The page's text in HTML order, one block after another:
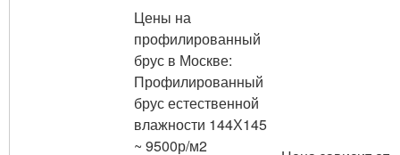
Цены на
профилированный
брус в Москве:
Профилированный
брус естественной
влажности 144Х145
~ 9500р/м2